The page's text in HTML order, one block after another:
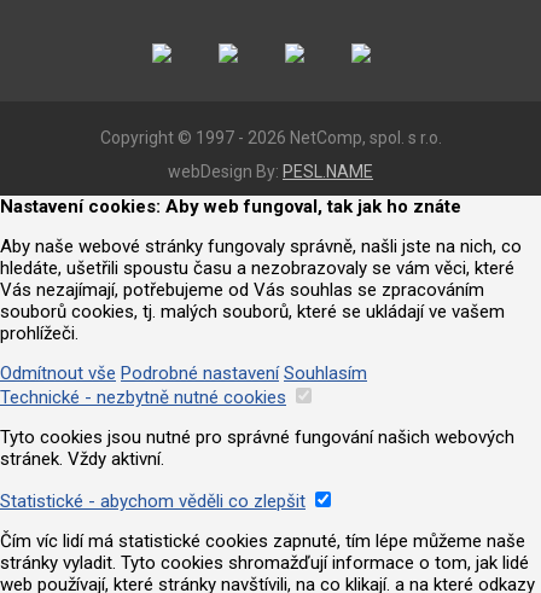
Copyright © 1997 - 2026 NetComp, spol. s r.o.
webDesign By: PESL.NAME
Nastavení cookies: Aby web fungoval, tak jak ho znáte
Aby naše webové stránky fungovaly správně, našli jste na nich, co
hledáte, ušetřili spoustu času a nezobrazovaly se vám věci, které
Vás nezajímají, potřebujeme od Vás souhlas se zpracováním
souborů cookies, tj. malých souborů, které se ukládají ve vašem
prohlížeči.
Odmítnout vše Podrobné nastavení Souhlasím
Technické - nezbytně nutné cookies
Tyto cookies jsou nutné pro správné fungování našich webových
stránek. Vždy aktivní.
Statistické - abychom věděli co zlepšit
Čím víc lidí má statistické cookies zapnuté, tím lépe můžeme naše
stránky vyladit. Tyto cookies shromažďují informace o tom, jak lidé
web používají, které stránky navštívili, na co klikají. a na které odkazy